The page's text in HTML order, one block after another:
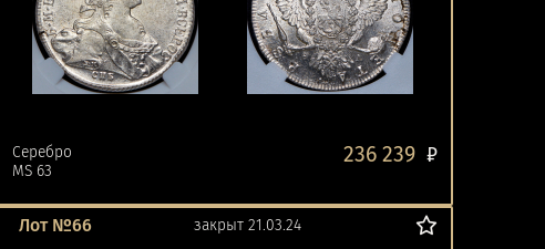
Серебро
MS 63
236 239 ₽
Лот №66 закрыт 21.03.24